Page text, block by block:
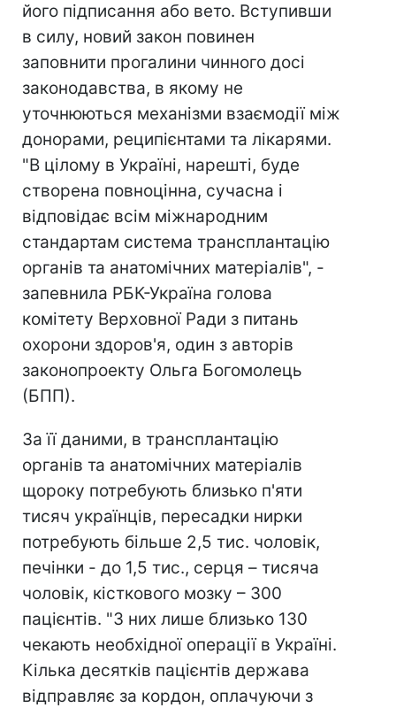
його підписання або вето. Вступивши
в силу, новий закон повинен
заповнити прогалини чинного досі
законодавства, в якому не
уточнюються механізми взаємодії між
донорами, реципієнтами та лікарями.
"В цілому в Україні, нарешті, буде
створена повноцінна, сучасна і
відповідає всім міжнародним
стандартам система трансплантацію
органів та анатомічних матеріалів", -
запевнила РБК-Україна голова
комітету Верховної Ради з питань
охорони здоров'я, один з авторів
законопроекту Ольга Богомолець
(БПП).
За її даними, в трансплантацію
органів та анатомічних матеріалів
щороку потребують близько п'яти
тисяч українців, пересадки нирки
потребують більше 2,5 тис. чоловік,
печінки - до 1,5 тис., серця – тисяча
чоловік, кісткового мозку – 300
пацієнтів. "З них лише близько 130
чекають необхідної операції в Україні.
Кілька десятків пацієнтів держава
відправляє за кордон, оплачуючи з